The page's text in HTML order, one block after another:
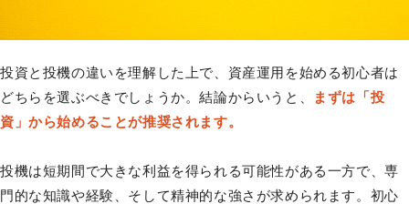
投資と投機の違いを理解した上で、資産運用を始める初心者は
どちらを選ぶべきでしょうか。結論からいうと、
まずは「投
資」から始めることが推奨されます。
投機は短期間で大きな利益を得られる可能性がある一方で、専
門的な知識や経験、そして精神的な強さが求められます。初心